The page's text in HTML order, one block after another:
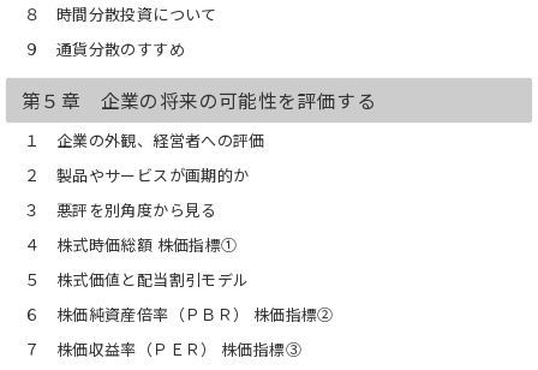
第２章「資産運用を考える」
「資産運用」の対象は「株式（個別
株）」だけではない。預金、国債、投資
信託などいくつかある。これらの投資対
第３章「長期資産運用は経済成長で潤
長期のデータを用いることで、株式（個
別株）による長期資産運用こそが、経済
前に与れる有力な方法だと示している。
８ 時間分散投資について
９ 通貨分散のすすめ
第５章 企業の将来の可能性を評価する
１ 企業の外観、経営者への評価
２ 製品やサービスが画期的か
３ 悪評を別角度から見る
４ 株式時価総額 株価指標①
５ 株式価値と配当割引モデル
６ 株価純資産倍率（ＰＢＲ） 株価指標②
７ 株価収益率（ＰＥＲ） 株価指標③